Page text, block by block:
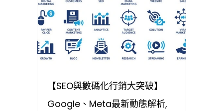
【SEO與數碼化行銷大突破】
Google、Meta最新動態解析,